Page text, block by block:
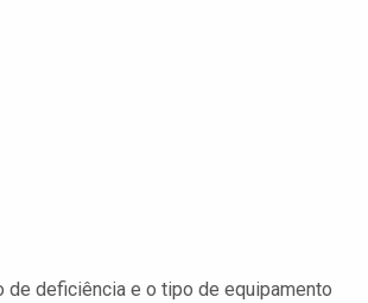
deficiência e o tipo de equipamento